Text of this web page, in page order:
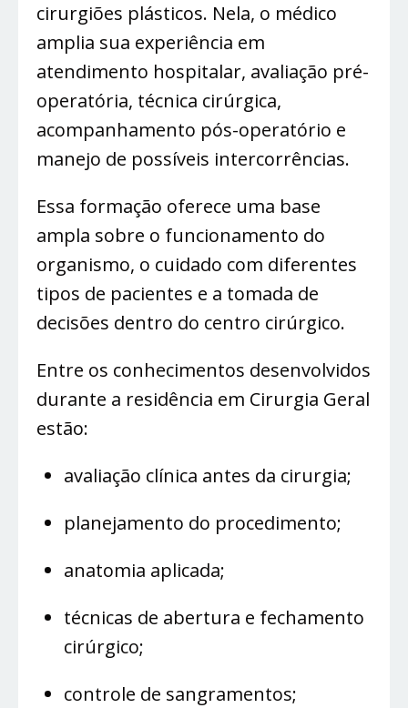
cirurgiões plásticos. Nela, o médico
amplia sua experiência em
atendimento hospitalar, avaliação pré-
operatória, técnica cirúrgica,
acompanhamento pós-operatório e
manejo de possíveis intercorrências.
Essa formação oferece uma base
ampla sobre o funcionamento do
organismo, o cuidado com diferentes
tipos de pacientes e a tomada de
decisões dentro do centro cirúrgico.
Entre os conhecimentos desenvolvidos
durante a residência em Cirurgia Geral
estão:
avaliação clínica antes da cirurgia;
planejamento do procedimento;
anatomia aplicada;
técnicas de abertura e fechamento
cirúrgico;
controle de sangramentos;